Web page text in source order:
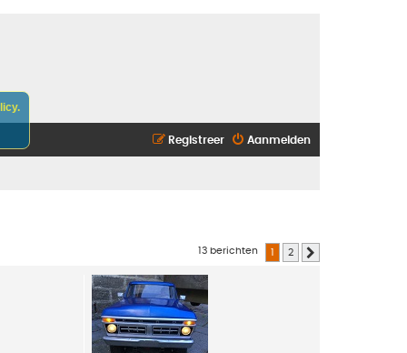
Aanmelden
Registreer
13 berichten 1 2